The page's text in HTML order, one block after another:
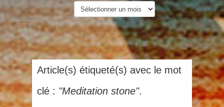
Article(s) étiqueté(s) avec le mot
clé : "Meditation stone".